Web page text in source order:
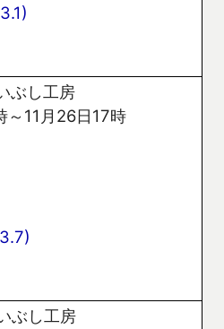
ぶし工房
11月26日17時
ぶし工房